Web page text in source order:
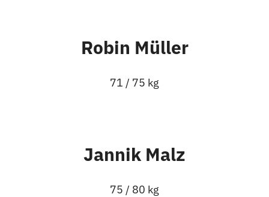
Robin Müller
71 / 75 kg
Jannik Malz
75 / 80 kg